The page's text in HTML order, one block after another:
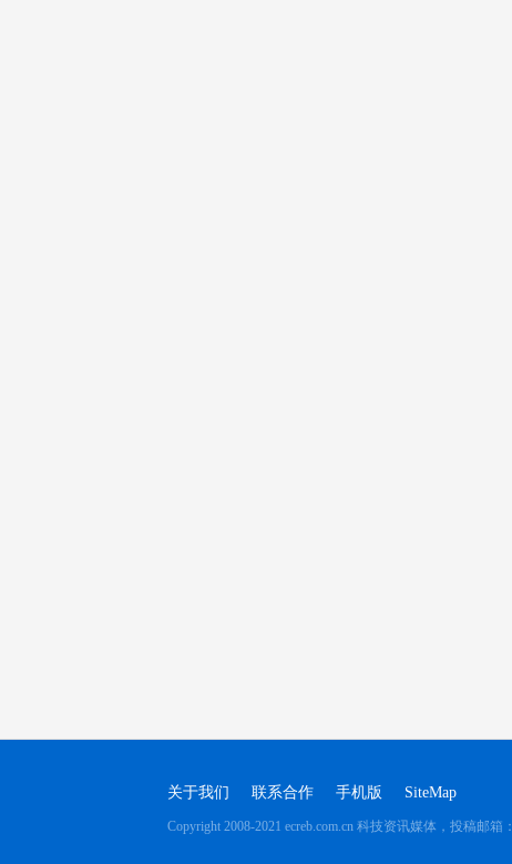
关于我们 联系合作 手机版 SiteMap
Copyright 2008-2021 ecreb.com.cn 科技资讯媒体，投稿邮箱